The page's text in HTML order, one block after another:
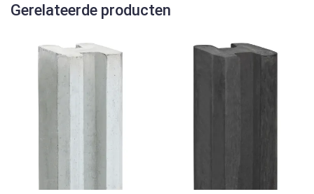
Gerelateerde producten